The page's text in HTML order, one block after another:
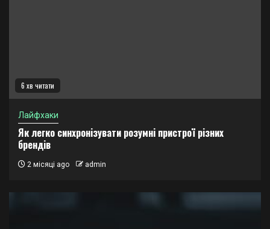
6 хв читати
Лайфхаки
Як легко синхронізувати розумні пристрої різних
брендів
2 місяці ago admin